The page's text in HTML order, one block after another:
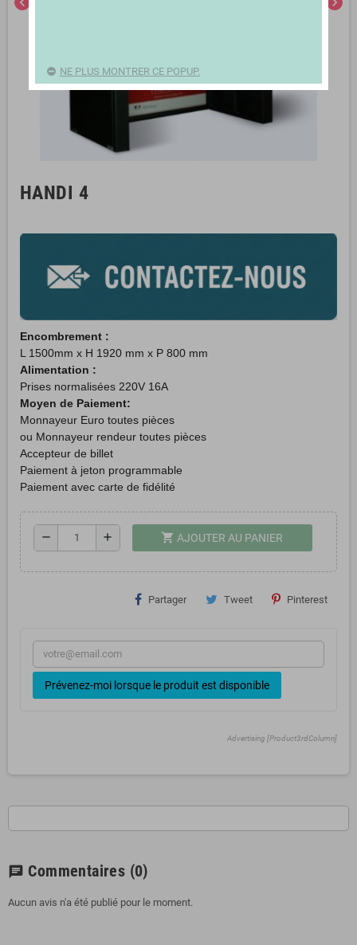
HANDI 4
Encombrement :
L 1500mm x H 1920 mm x P 800 mm
Alimentation :
Prises normalisées 220V 16A
Moyen de Paiement:
Monnayeur Euro toutes pièces
ou Monnayeur rendeur toutes pièces
Accepteur de billet
Paiement à jeton programmable
Paiement avec carte de fidélité
remove add shopping_cart AJOUTER AU PANIER
Partager Tweet Pinterest
Prévenez-moi lorsque le produit est disponible
Advertising [Product3rdColumn]
chat Commentaires (0)
Aucun avis n'a été publié pour le moment.
NE PLUS MONTRER CE POPUP.